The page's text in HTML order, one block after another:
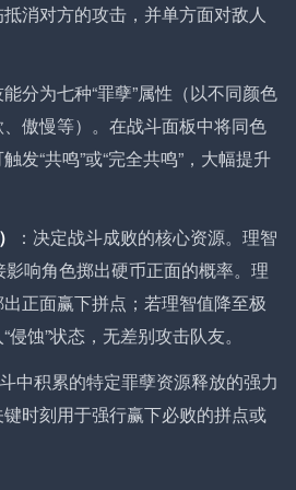
消对方的攻击，并单方面对敌人
能分为七种“罪孽”属性（以不同颜色
傲慢等）。在战斗面板中将同色
发“共鸣”或“完全共鸣”，大幅提升
：决定战斗成败的核心资源。理智
响角色掷出硬币正面的概率。理
正面赢下拼点；若理智值降至极
蚀”状态，无差别攻击队友。
中积累的特定罪孽资源释放的强力
时刻用于强行赢下必败的拼点或